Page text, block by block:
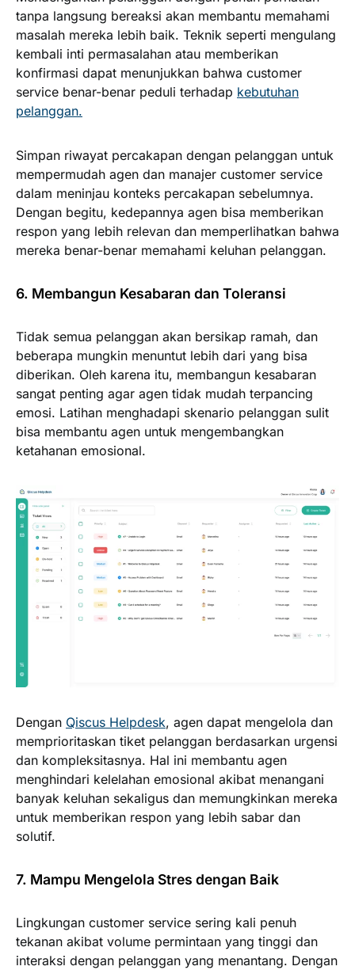
tanpa langsung bereaksi akan membantu memahami
masalah mereka lebih baik. Teknik seperti mengulang
kembali inti permasalahan atau memberikan
konfirmasi dapat menunjukkan bahwa customer
service benar-benar peduli terhadap kebutuhan
pelanggan.
Simpan riwayat percakapan dengan pelanggan untuk
mempermudah agen dan manajer customer service
dalam meninjau konteks percakapan sebelumnya.
Dengan begitu, kedepannya agen bisa memberikan
respon yang lebih relevan dan memperlihatkan bahwa
mereka benar-benar memahami keluhan pelanggan.
6. Membangun Kesabaran dan Toleransi
Tidak semua pelanggan akan bersikap ramah, dan
beberapa mungkin menuntut lebih dari yang bisa
diberikan. Oleh karena itu, membangun kesabaran
sangat penting agar agen tidak mudah terpancing
emosi. Latihan menghadapi skenario pelanggan sulit
bisa membantu agen untuk mengembangkan
ketahanan emosional.
Dengan Qiscus Helpdesk, agen dapat mengelola dan
memprioritaskan tiket pelanggan berdasarkan urgensi
dan kompleksitasnya. Hal ini membantu agen
menghindari kelelahan emosional akibat menangani
banyak keluhan sekaligus dan memungkinkan mereka
untuk memberikan respon yang lebih sabar dan
solutif.
7. Mampu Mengelola Stres dengan Baik
Lingkungan customer service sering kali penuh
tekanan akibat volume permintaan yang tinggi dan
interaksi dengan pelanggan yang menantang. Dengan